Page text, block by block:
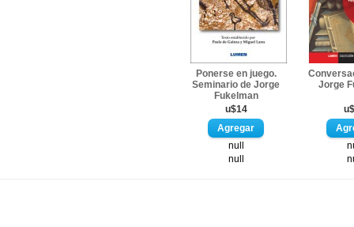
Ponerse en juego.
Seminario de Jorge
Fukelman
u$14
null
null
Jorge